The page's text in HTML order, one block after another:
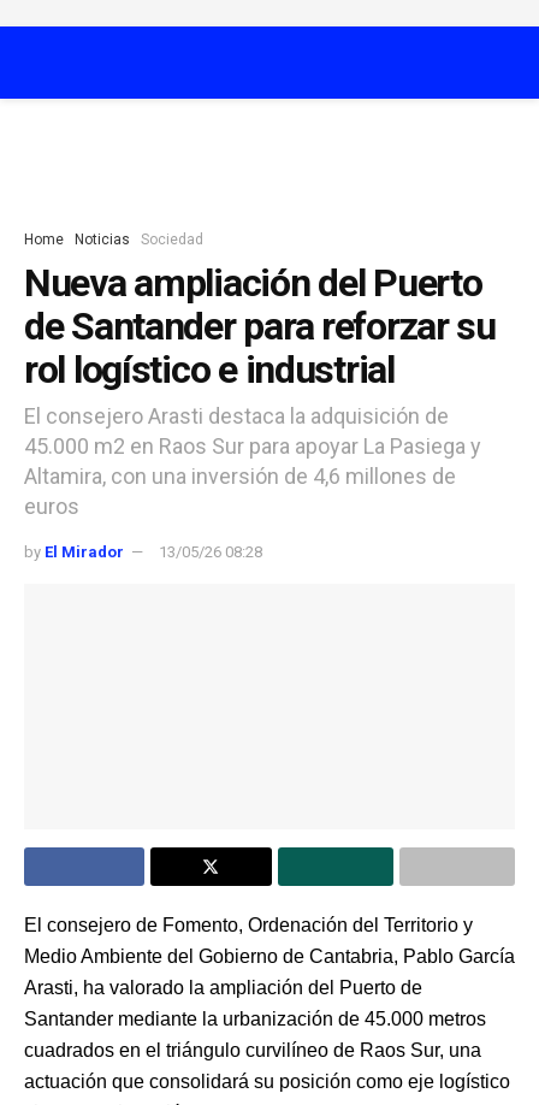
Home Noticias Sociedad
Nueva ampliación del Puerto
de Santander para reforzar su
rol logístico e industrial
El consejero Arasti destaca la adquisición de
45.000 m2 en Raos Sur para apoyar La Pasiega y
Altamira, con una inversión de 4,6 millones de
euros
by El Mirador 13/05/26 08:28
El consejero de Fomento, Ordenación del Territorio y
Medio Ambiente del Gobierno de Cantabria, Pablo García
Arasti, ha valorado la ampliación del Puerto de
Santander mediante la urbanización de 45.000 metros
cuadrados en el triángulo curvilíneo de Raos Sur, una
actuación que consolidará su posición como eje logístico